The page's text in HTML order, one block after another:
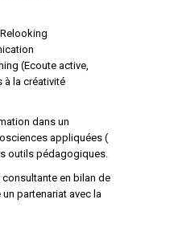
(Ecoute active,
à la créativité
dans un
appliquées (
outils pédagogiques.
consultante en bilan de
partenariat avec la